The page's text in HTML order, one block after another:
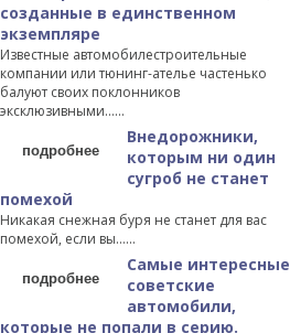
созданные в единственном
экземпляре
Известные автомобилестроительные
компании или тюнинг-ателье частенько
балуют своих поклонников
эксклюзивными…...
подробнее
Внедорожники,
которым ни один
сугроб не станет
помехой
Никакая снежная буря не станет для вас
помехой, если вы…...
подробнее
Самые интересные
советские
автомобили,
которые не попали в серию.